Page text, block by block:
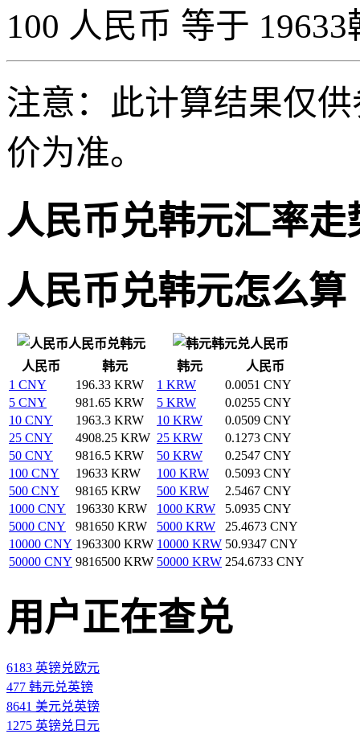
100 人民币 等于
注意：此计算结果仅
价为准。
人民币兑韩元汇率走
人民币兑韩元怎么算
人民币兑韩元
韩元兑人民币
人民币
韩元 韩元
人民币
1 CNY
196.33 KRW 1 KRW
0.0051 CNY
5 CNY
981.65 KRW 5 KRW
0.0255 CNY
10 CNY
1963.3 KRW 10 KRW
0.0509 CNY
25 CNY
4908.25 KRW 25 KRW
0.1273 CNY
50 CNY
9816.5 KRW 50 KRW
0.2547 CNY
100 CNY
19633 KRW 100 KRW
0.5093 CNY
500 CNY
98165 KRW 500 KRW
2.5467 CNY
1000 CNY
196330 KRW 1000 KRW
5.0935 CNY
5000 CNY
981650 KRW 5000 KRW
25.4673 CNY
10000 CNY 1963300 KRW 10000 KRW 50.9347 CNY
50000 CNY 9816500 KRW 50000 KRW 254.6733 CNY
用户正在查兑
6183 英镑兑欧元
477 韩元兑英镑
8641 美元兑英镑
1275 英镑兑日元